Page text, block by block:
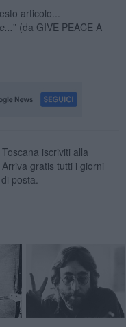
articolo...
” (da GIVE PEACE A
iscriviti alla
Arriva gratis tutti i giorni
posta.